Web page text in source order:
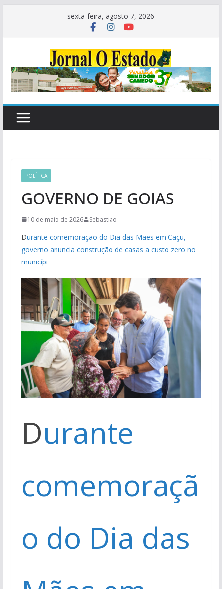
sexta-feira, agosto 7, 2026
POLÍTICA
GOVERNO DE GOIAS
10 de maio de 2026 Sebastiao
Durante comemoração do Dia das Mães em Caçu,
governo anuncia construção de casas a custo zero no
municípi
Durante
comemoraçã
o do Dia das